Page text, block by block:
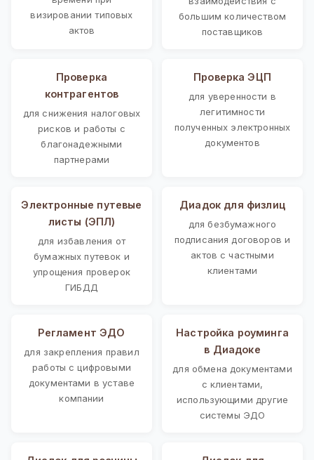
визировании типовых
актов
большим количеством
поставщиков
Проверка
контрагентов
для снижения налоговых
рисков и работы с
благонадежными
партнерами
Проверка ЭЦП
для уверенности в
легитимности
полученных электронных
документов
Электронные путевые
листы (ЭПЛ)
для избавления от
бумажных путевок и
упрощения проверок
ГИБДД
Диадок для физлиц
для безбумажного
подписания договоров и
актов с частными
клиентами
Регламент ЭДО
для закрепления правил
работы с цифровыми
документами в уставе
компании
Настройка роуминга
в Диадоке
для обмена документами
с клиентами,
использующими другие
системы ЭДО